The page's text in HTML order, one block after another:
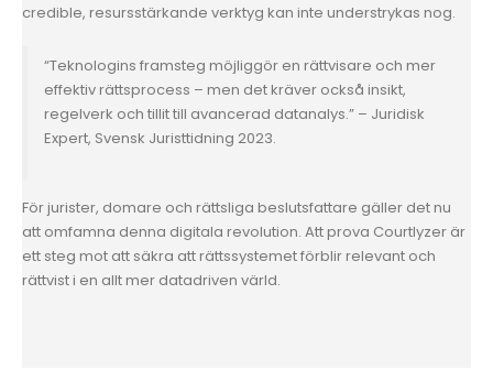
credible, resursstärkande verktyg kan inte understrykas nog.
“Teknologins framsteg möjliggör en rättvisare och mer
effektiv rättsprocess – men det kräver också insikt,
regelverk och tillit till avancerad datanalys.” – Juridisk
Expert, Svensk Juristtidning 2023.
För jurister, domare och rättsliga beslutsfattare gäller det nu
att omfamna denna digitala revolution. Att prova Courtlyzer är
ett steg mot att säkra att rättssystemet förblir relevant och
rättvist i en allt mer datadriven värld.